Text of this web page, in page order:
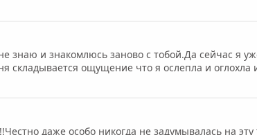
знаю и знакомлюсь заново с тобой.Да сейчас я
складывается ощущение что я ослепла и оглохла
даже особо никогда не задумывалась на эту